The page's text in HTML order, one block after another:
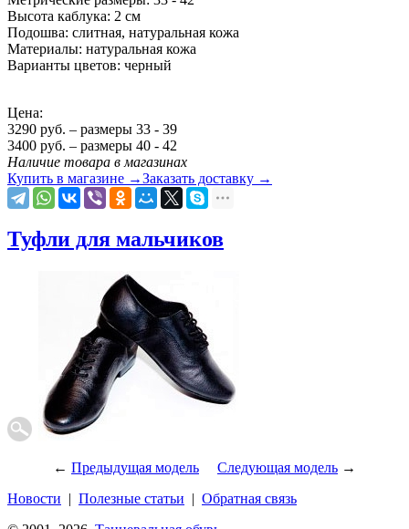
Высота каблука: 2 см
Подошва: слитная, натуральная кожа
Материалы: натуральная кожа
Варианты цветов: черный
Цена:
3290 руб. – размеры 33 - 39
3400 руб. – размеры 40 - 42
Наличие товара в магазинах
Купить в магазине →Заказать доставку →
Туфли для мальчиков
← Предыдущая модель Следующая модель →
Новости | Полезные статьи | Обратная связь